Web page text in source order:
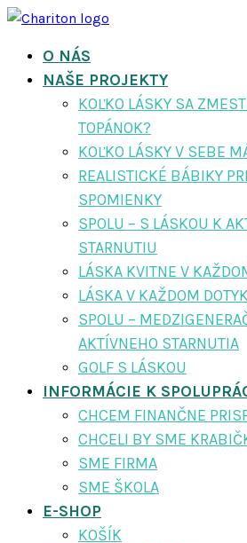
O NÁS
NAŠE PROJEKTY
KOĽKO LÁSKY SA
TOPÁNOK?
KOĽKO LÁSKY V SEBE
REALISTICKÉ BÁBIKY
SPOMIENKY
SPOLU – S LÁSKOU K
STARNUTIU
LÁSKA KVITNE V
LÁSKA V KAŽDOM
SPOLU –
AKTÍVNEHO STARNUTIA
GOLF S LÁSKOU
INFORMÁCIE K
CHCEM FINANČNE
CHCELI BY SME
SME FIRMA
SME ŠKOLA
E-SHOP
KOŠÍK